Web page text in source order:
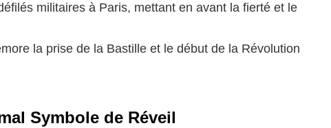
militaires à Paris, mettant en avant la fierté et le
la prise de la Bastille et le début de la Révolution
Symbole de Réveil